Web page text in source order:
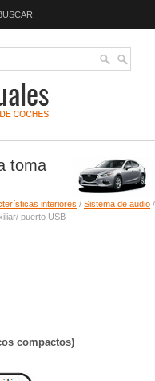
toma
interiores / Sistema de audio /
puerto USB
compactos)